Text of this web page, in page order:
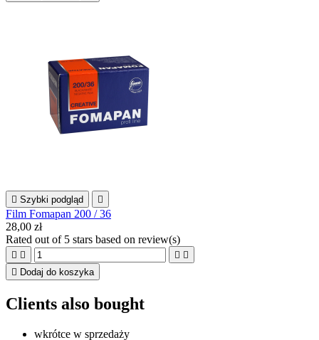
 Szybki podgląd 
Film Fomapan 200 / 36
28,00 zł
Rated out of 5 stars based on review(s)
   
 Dodaj do koszyka
Clients also bought
wkrótce w sprzedaży